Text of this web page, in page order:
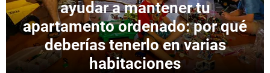
ayudar a mantener tu
apartamento ordenado: por qué
deberías tenerlo en varias
habitaciones